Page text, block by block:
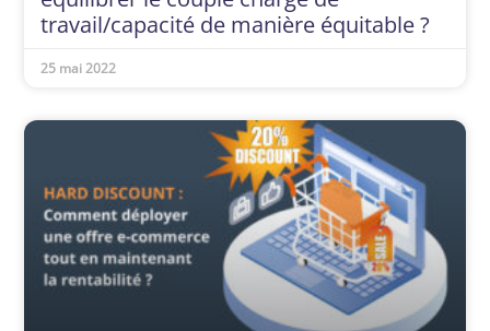
travail/capacité de manière équitable ?
25 mai 2022